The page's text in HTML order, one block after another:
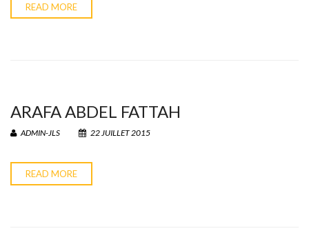
READ MORE
ARAFA ABDEL FATTAH
ADMIN-JLS 22 JUILLET 2015
READ MORE